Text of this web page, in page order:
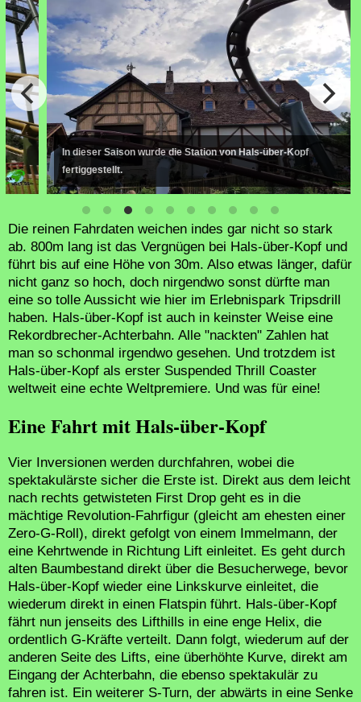
In dieser Saison wurde die Station von Hals-über-Kopf
fertiggestellt.
Die reinen Fahrdaten weichen indes gar nicht so stark
ab. 800m lang ist das Vergnügen bei Hals-über-Kopf und
führt bis auf eine Höhe von 30m. Also etwas länger, dafür
nicht ganz so hoch, doch nirgendwo sonst dürfte man
eine so tolle Aussicht wie hier im Erlebnispark Tripsdrill
haben. Hals-über-Kopf ist auch in keinster Weise eine
Rekordbrecher-Achterbahn. Alle "nackten" Zahlen hat
man so schonmal irgendwo gesehen. Und trotzdem ist
Hals-über-Kopf als erster Suspended Thrill Coaster
weltweit eine echte Weltpremiere. Und was für eine!
Eine Fahrt mit Hals-über-Kopf
Vier Inversionen werden durchfahren, wobei die
spektakulärste sicher die Erste ist. Direkt aus dem leicht
nach rechts getwisteten First Drop geht es in die
mächtige Revolution-Fahrfigur (gleicht am ehesten einer
Zero-G-Roll), direkt gefolgt von einem Immelmann, der
eine Kehrtwende in Richtung Lift einleitet. Es geht durch
alten Baumbestand direkt über die Besucherwege, bevor
Hals-über-Kopf wieder eine Linkskurve einleitet, die
wiederum direkt in einen Flatspin führt. Hals-über-Kopf
fährt nun jenseits des Lifthills in eine enge Helix, die
ordentlich G-Kräfte verteilt. Dann folgt, wiederum auf der
anderen Seite des Lifts, eine überhöhte Kurve, direkt am
Eingang der Achterbahn, die ebenso spektakulär zu
fahren ist. Ein weiterer S-Turn, der abwärts in eine Senke